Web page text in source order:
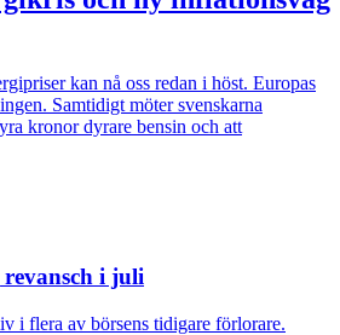
kan nå oss redan i höst. Europas
Samtidigt möter svenskarna
kronor dyrare bensin och att
i juli
i flera av börsens tidigare förlorare.